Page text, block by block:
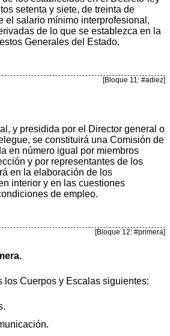
setenta y siete, de treinta de
el salario mínimo interprofesional,
de lo que se establezca en la
Generales del Estado.
[Bloque 11: #adiez]
y presidida por el Director general o
se constituirá una Comisión de
en número igual por miembros
y por representantes de los
en la elaboración de los
interior y en las cuestiones
de empleo.
[Bloque 12: #primera]
los Cuerpos y Escalas siguientes: